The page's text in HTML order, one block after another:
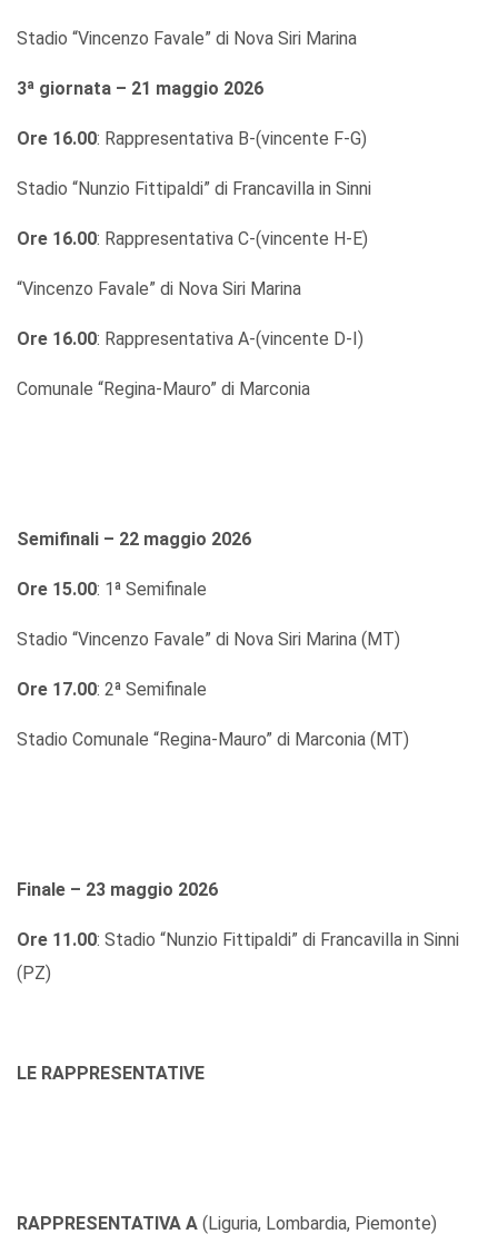
Stadio “Vincenzo Favale” di Nova Siri Marina
3ª giornata – 21 maggio 2026
Ore 16.00: Rappresentativa B-(vincente F-G)
Stadio “Nunzio Fittipaldi” di Francavilla in Sinni
Ore 16.00: Rappresentativa C-(vincente H-E)
“Vincenzo Favale” di Nova Siri Marina
Ore 16.00: Rappresentativa A-(vincente D-I)
Comunale “Regina-Mauro” di Marconia
Semifinali – 22 maggio 2026
Ore 15.00: 1ª Semifinale
Stadio “Vincenzo Favale” di Nova Siri Marina (MT)
Ore 17.00: 2ª Semifinale
Stadio Comunale “Regina-Mauro” di Marconia (MT)
Finale – 23 maggio 2026
Ore 11.00: Stadio “Nunzio Fittipaldi” di Francavilla in Sinni
(PZ)
LE RAPPRESENTATIVE
RAPPRESENTATIVA A (Liguria, Lombardia, Piemonte)